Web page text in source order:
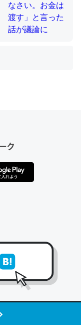
か使わないので
スナップえんどう
のか、また違う